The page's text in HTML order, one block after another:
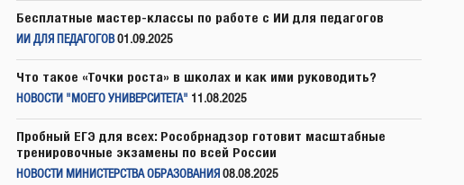
Бесплатные мастер-классы по работе с ИИ для педагогов
ИИ ДЛЯ ПЕДАГОГОВ 01.09.2025
Что такое «Точки роста» в школах и как ими руководить?
НОВОСТИ "МОЕГО УНИВЕРСИТЕТА" 11.08.2025
Пробный ЕГЭ для всех: Рособрнадзор готовит масштабные
тренировочные экзамены по всей России
НОВОСТИ МИНИСТЕРСТВА ОБРАЗОВАНИЯ 08.08.2025